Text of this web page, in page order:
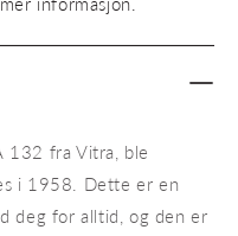
&amp;
tilt-
132 fra Vitra, ble
i 1958. Dette er en
deg for alltid, og den er